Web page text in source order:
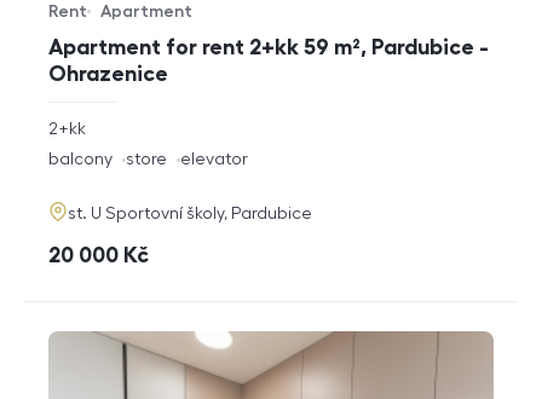
Apartment for rent 2+kk 59 m², Pardubice -
Ohrazenice
Offer type
Rent
Property type
Apartment
rozměry
disposition
2+kk
funkce
balcony store elevator
adresa
st. U Sportovní školy, Pardubice
cena
20 000 Kč